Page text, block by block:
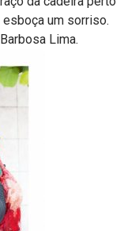
um sorriso.
Lima.